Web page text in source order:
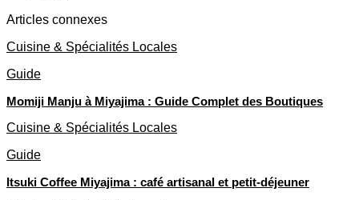
Articles connexes
Cuisine & Spécialités Locales
Guide
Momiji Manju à Miyajima : Guide Complet des Boutiques
Cuisine & Spécialités Locales
Guide
Itsuki Coffee Miyajima : café artisanal et petit-déjeuner